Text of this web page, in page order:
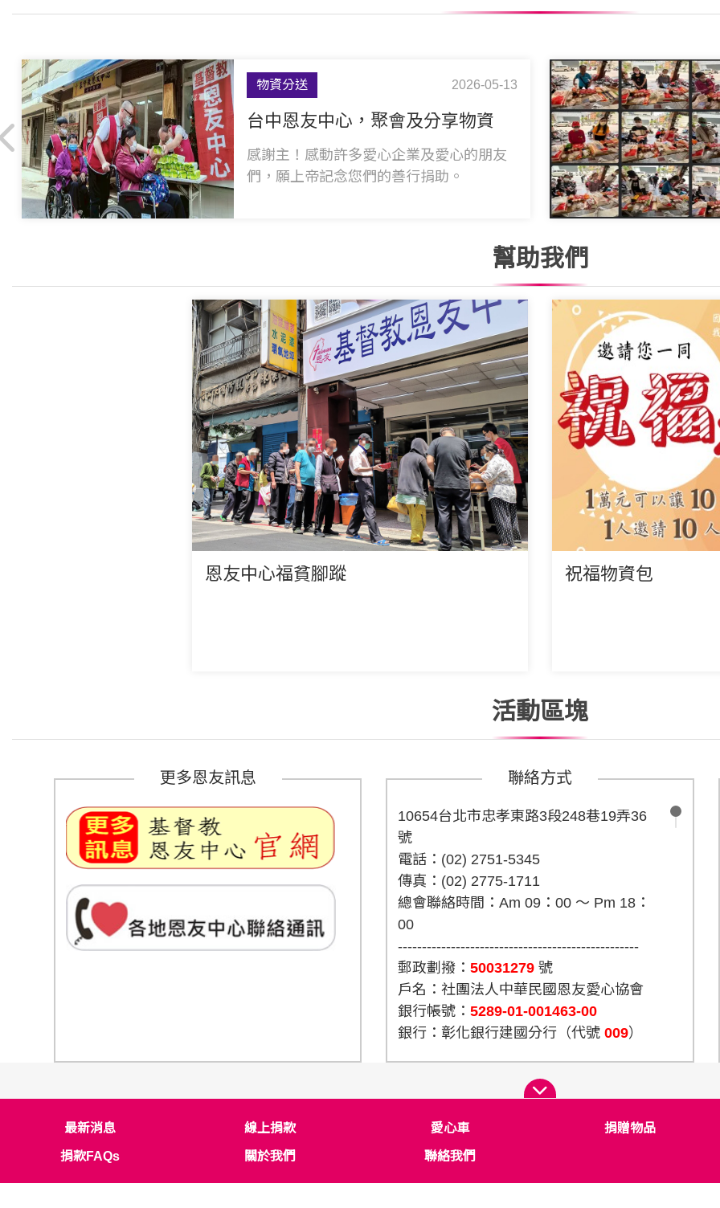
物資分送 2026-05-13
台中恩友中心，聚會及分享物資
感謝主！感動許多愛心企業及愛心的朋友
們，願上帝記念您們的善行捐助。
幫助我們
恩友中心福貧腳蹤 祝福物資包
活動區塊
更多恩友訊息 聯絡方式
10654台北市忠孝東路3段248巷19弄36
號
電話：(02) 2751-5345
傳真：(02) 2775-1711
總會聯絡時間：Am 09：00 ～ Pm 18：
00
--------------------------------------------------
郵政劃撥：50031279號
戶名：社團法人中華民國恩友愛心協會
銀行帳號：5289-01-001463-00
銀行：彰化銀行建國分行（代號 009）
最新消息 線上捐款 愛心車 捐贈物品
捐款FAQs 關於我們 聯絡我們